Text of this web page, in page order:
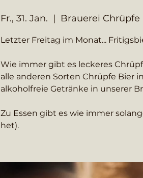
Fr., 31. Jan.
  |
Brauerei Chrüpfe
Letzter Freitag im Monat...
Wie immer gibt es leckeres
alle anderen Sorten Chrüpfe Bier
alkoholfreie Getränke in unserer
Zu Essen gibt es wie immer
het).